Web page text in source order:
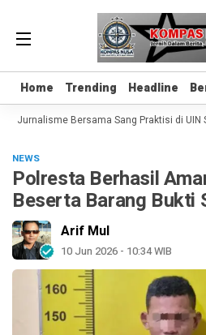
Home Trending Headline
Home Trending Headline
Jurnalisme Bersama Sang Praktisi di UIN
NEWS
Polresta Berhasil
Beserta Barang Bukti
Arif Mul
10 Jun 2026 - 10:34 WIB